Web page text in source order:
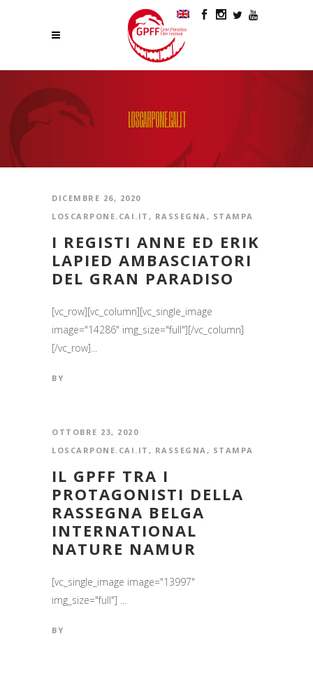
LOSCARPONE.CAI.IT
DICEMBRE 26, 2020
LOSCARPONE.CAI.IT , RASSEGNA , STAMPA
I REGISTI ANNE ED ERIK
LAPIED AMBASCIATORI
DEL GRAN PARADISO
[vc_row][vc_column][vc_single_image
image="14286" img_size="full"][/vc_column]
[/vc_row]...
BY
OTTOBRE 23, 2020
LOSCARPONE.CAI.IT , RASSEGNA , STAMPA
IL GPFF TRA I
PROTAGONISTI DELLA
RASSEGNA BELGA
INTERNATIONAL
NATURE NAMUR
[vc_single_image image="13997"
img_size="full"] ...
BY